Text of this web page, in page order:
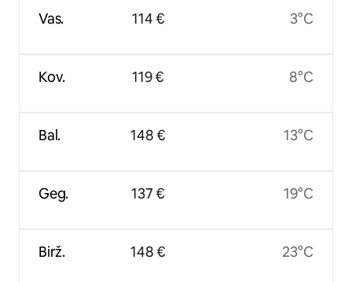
Vas.
Kov.
Bal.
Geg.
Birž.
114 €
119 €
148 €
137 €
148 €
3°C
8°C
13°C
19°C
23°C